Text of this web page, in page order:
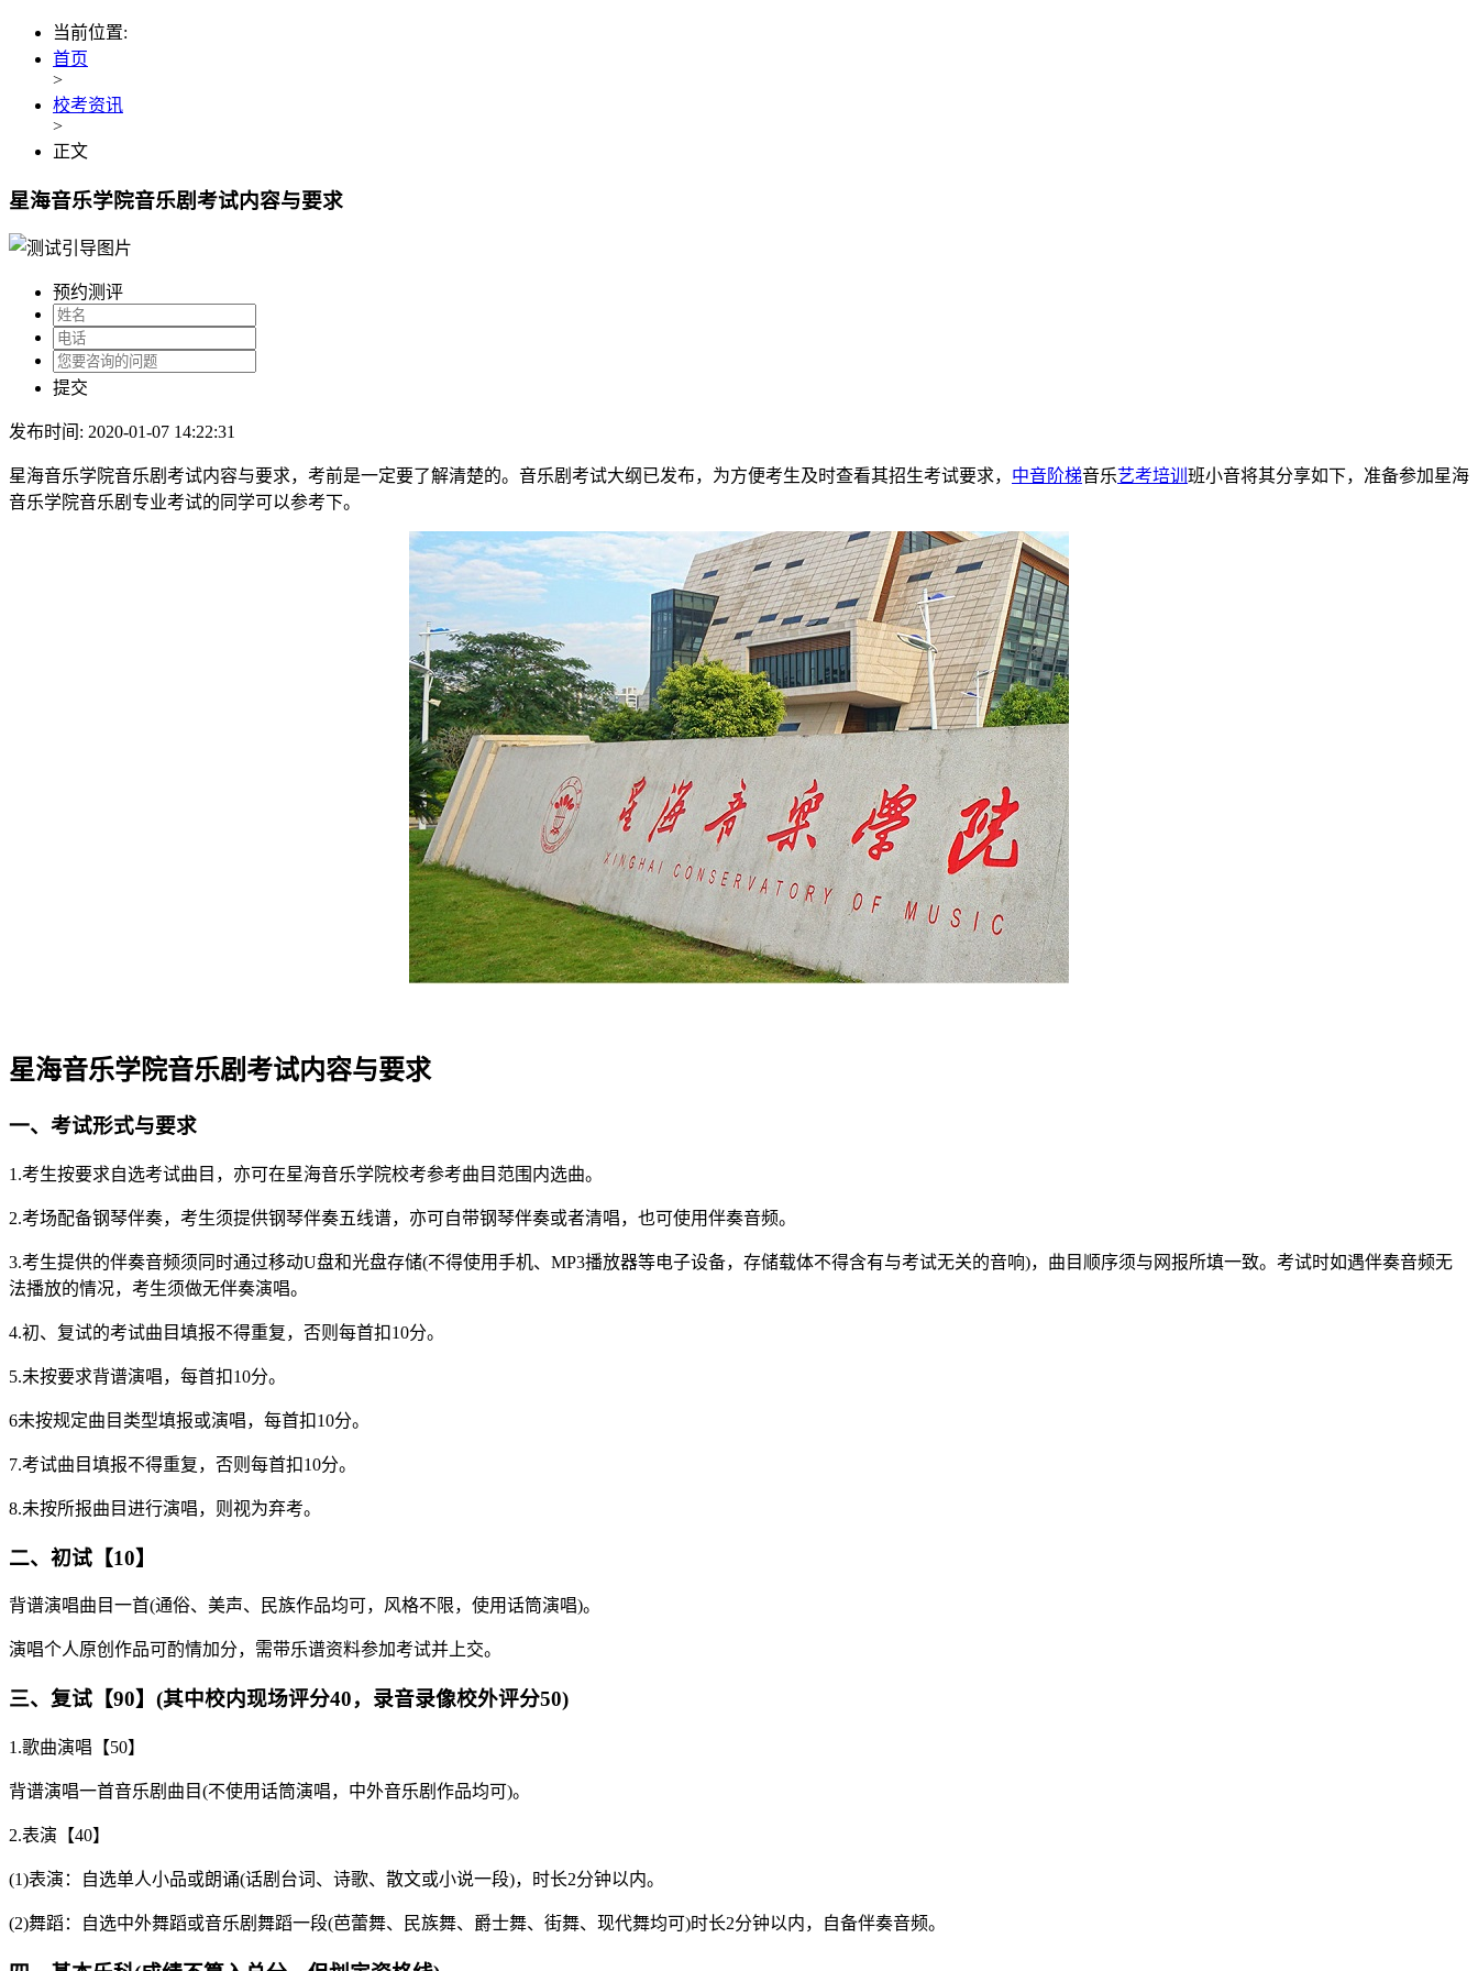
当前位置:
首页
>
校考资讯
>
正文
星海音乐学院音乐剧考试内容与要求
预约测评
提交
发布时间: 2020-01-07 14:22:31
星海音乐学院音乐剧考试内容与要求，考前是一定要了解清楚的。音乐剧考试大纲已发布，为方便考生及时查看其招生考试要求， 中音阶梯音乐艺考培训 班小音将其分享如下，准备参加星海
音乐学院音乐剧专业考试的同学可以参考下。
星海音乐学院音乐剧考试内容与要求
一、考试形式与要求
1.考生按要求自选考试曲目，亦可在星海音乐学院校考参考曲目范围内选曲。
2.考场配备钢琴伴奏，考生须提供钢琴伴奏五线谱，亦可自带钢琴伴奏或者清唱，也可使用伴奏音频。
3.考生提供的伴奏音频须同时通过移动U盘和光盘存储(不得使用手机、MP3播放器等电子设备，存储载体不得含有与考试无关的音响)，曲目顺序须与网报所填一致。考试时如遇伴奏音频无
法播放的情况，考生须做无伴奏演唱。
4.初、复试的考试曲目填报不得重复，否则每首扣10分。
5.未按要求背谱演唱，每首扣10分。
6未按规定曲目类型填报或演唱，每首扣10分。
7.考试曲目填报不得重复，否则每首扣10分。
8.未按所报曲目进行演唱，则视为弃考。
二、初试【10】
背谱演唱曲目一首(通俗、美声、民族作品均可，风格不限，使用话筒演唱)。
演唱个人原创作品可酌情加分，需带乐谱资料参加考试并上交。
三、复试【90】(其中校内现场评分40，录音录像校外评分50)
1.歌曲演唱【50】
背谱演唱一首音乐剧曲目(不使用话筒演唱，中外音乐剧作品均可)。
2.表演【40】
(1)表演：自选单人小品或朗诵(话剧台词、诗歌、散文或小说一段)，时长2分钟以内。
(2)舞蹈：自选中外舞蹈或音乐剧舞蹈一段(芭蕾舞、民族舞、爵士舞、街舞、现代舞均可)时长2分钟以内，自备伴奏音频。